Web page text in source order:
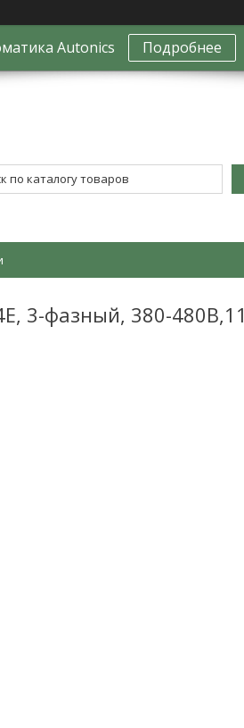
Autonics Подробнее
3-фазный, 380-480B,11